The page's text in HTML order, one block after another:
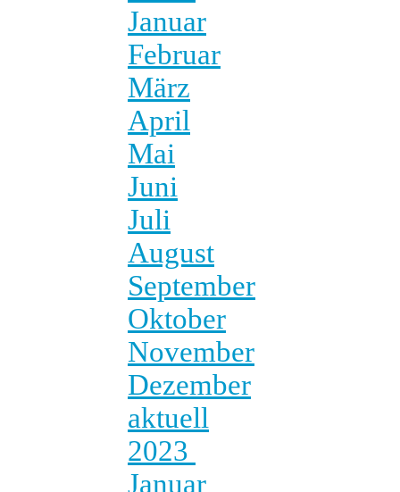
Januar
Februar
März
April
Mai
Juni
Juli
August
September
Oktober
November
Dezember
aktuell
2023
Januar